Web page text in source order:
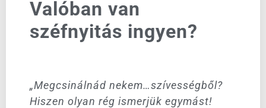
Valóban van
széfnyitás ingyen?
„Megcsinálnád nekem…szívességből?
Hiszen olyan rég ismerjük egymást!